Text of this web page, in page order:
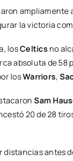
ampliamente
la victoria
losCeltics no
absoluta de 58
losWarriors,
Sam
20 de 28
antes